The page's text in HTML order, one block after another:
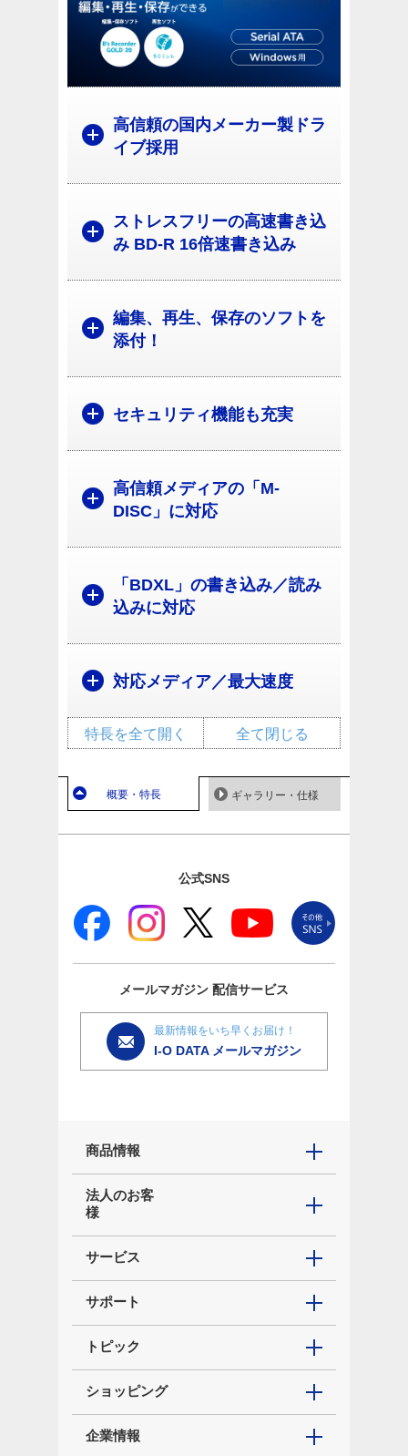
高信頼の国内メーカー製ドラ
イブ採用
ストレスフリーの高速書き込
み BD-R 16倍速書き込み
編集、再生、保存のソフトを
添付！
セキュリティ機能も充実
高信頼メディアの「M-
DISC」に対応
「BDXL」の書き込み／読み
込みに対応
対応メディア／最大速度
全て閉じる
特長を全て開く
概要・特長 ギャラリー・仕様
公式SNS
メールマガジン 配信サービス
最新情報をいち早くお届け！
I-O DATA メールマガジン
商品情報
法人のお客
様
サービス
サポート
トピック
ショッピング
企業情報